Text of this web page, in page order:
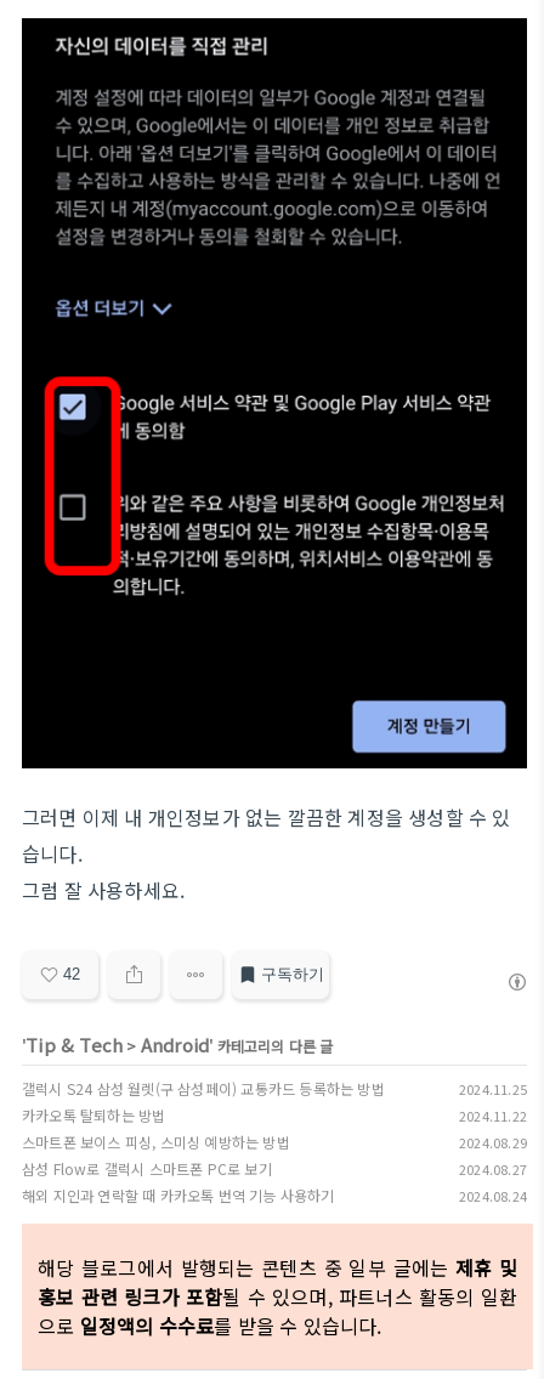
그러면 이제 내 개인정보가 없는 깔끔한 계정을 생성할 수 있
습니다.
그럼 잘 사용하세요.
42 구독하기
'Tip & Tech > Android' 카테고리의 다른 글
갤럭시 S24 삼성 월렛(구 삼성페이) 교통카드 등록하는 방법 2024.11.25
카카오톡 탈퇴하는 방법 2024.11.22
스마트폰 보이스 피싱, 스미싱 예방하는 방법 2024.08.29
삼성 Flow로 갤럭시 스마트폰 PC로 보기 2024.08.27
해외 지인과 연락할 때 카카오톡 번역 기능 사용하기 2024.08.24
해당 블로그에서 발행되는 콘텐츠 중 일부 글에는 제휴 및
홍보 관련 링크가 포함될 수 있으며, 파트너스 활동의 일환
으로 일정액의 수수료를 받을 수 있습니다.